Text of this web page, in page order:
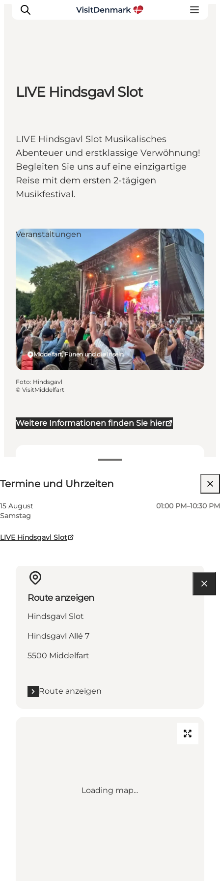
Inspiration
Regionen
Reiseplanung
LIVE Hindsgavl Slot
LIVE Hindsgavl Slot Musikalisches
Abenteuer und erstklassige Verwöhnung!
Begleiten Sie uns auf eine einzigartige
Reise mit dem ersten 2-tägigen
Musikfestival.
Weitere Informationen finden Sie hier
Termine und Uhrzeiten
Termine und Uhrzeiten
15 August
Samstag
01:00 PM–10:30 PM
LIVE Hindsgavl Slot
Website besuchen
Middelfart, Fünen und die Inseln
Veranstaltungen
Foto: Hindsgavl
© VisitMiddelfart
Route anzeigen
Hindsgavl Slot
Hindsgavl Allé 7
5500 Middelfart
Route anzeigen
Loading map...